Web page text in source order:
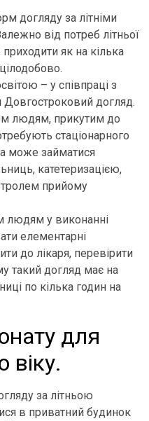
догляду за літніми
від потреб літньої
як на кілька
– у співпраці з
догляд.
людям, прикутим до
стаціонарного
може займатися
катетеризацією,
прийому
людям у виконанні
елементарні
до лікаря, перевірити
такий догляд має на
по кілька годин на
для
віку.
за літньою
в приватний будинок